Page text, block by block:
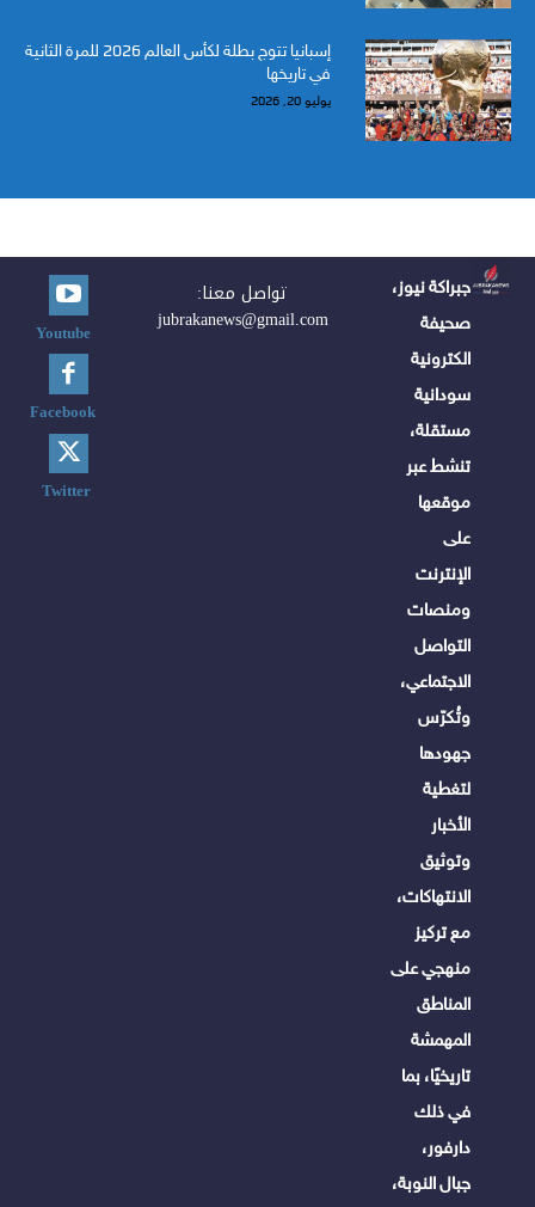
إسبانيا تتوج بطلة لكأس العالم 2026 للمرة الثانية
في تاريخها
يوليو 20, 2026
جبراكة نيوز،
صحيفة
الكترونية
سودانية
مستقلة،
تنشط عبر
موقعها
على
الإنترنت
ومنصات
التواصل
الاجتماعي،
وتُكرّس
جهودها
لتغطية
الأخبار
وتوثيق
الانتهاكات،
مع تركيز
منهجي على
المناطق
المهمشة
تاريخيًا، بما
في ذلك
دارفور،
جبال النوبة،
تواصل معنا:
jubrakanews@gmail.com
Youtube
Facebook
Twitter